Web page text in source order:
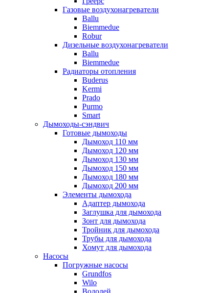
Газовые воздухонагреватели
Ballu
Biemmedue
Robur
Дизельные воздухонагреватели
Ballu
Biemmedue
Радиаторы отопления
Buderus
Kermi
Prado
Purmo
Smart
Дымоходы-сэндвич
Готовые дымоходы
Дымоход 110 мм
Дымоход 120 мм
Дымоход 130 мм
Дымоход 150 мм
Дымоход 180 мм
Дымоход 200 мм
Элементы дымохода
Адаптер дымохода
Заглушка для дымохода
Зонт для дымохода
Тройник для дымохода
Трубы для дымохода
Хомут для дымохода
Насосы
Погружные насосы
Grundfos
Wilo
Водолей